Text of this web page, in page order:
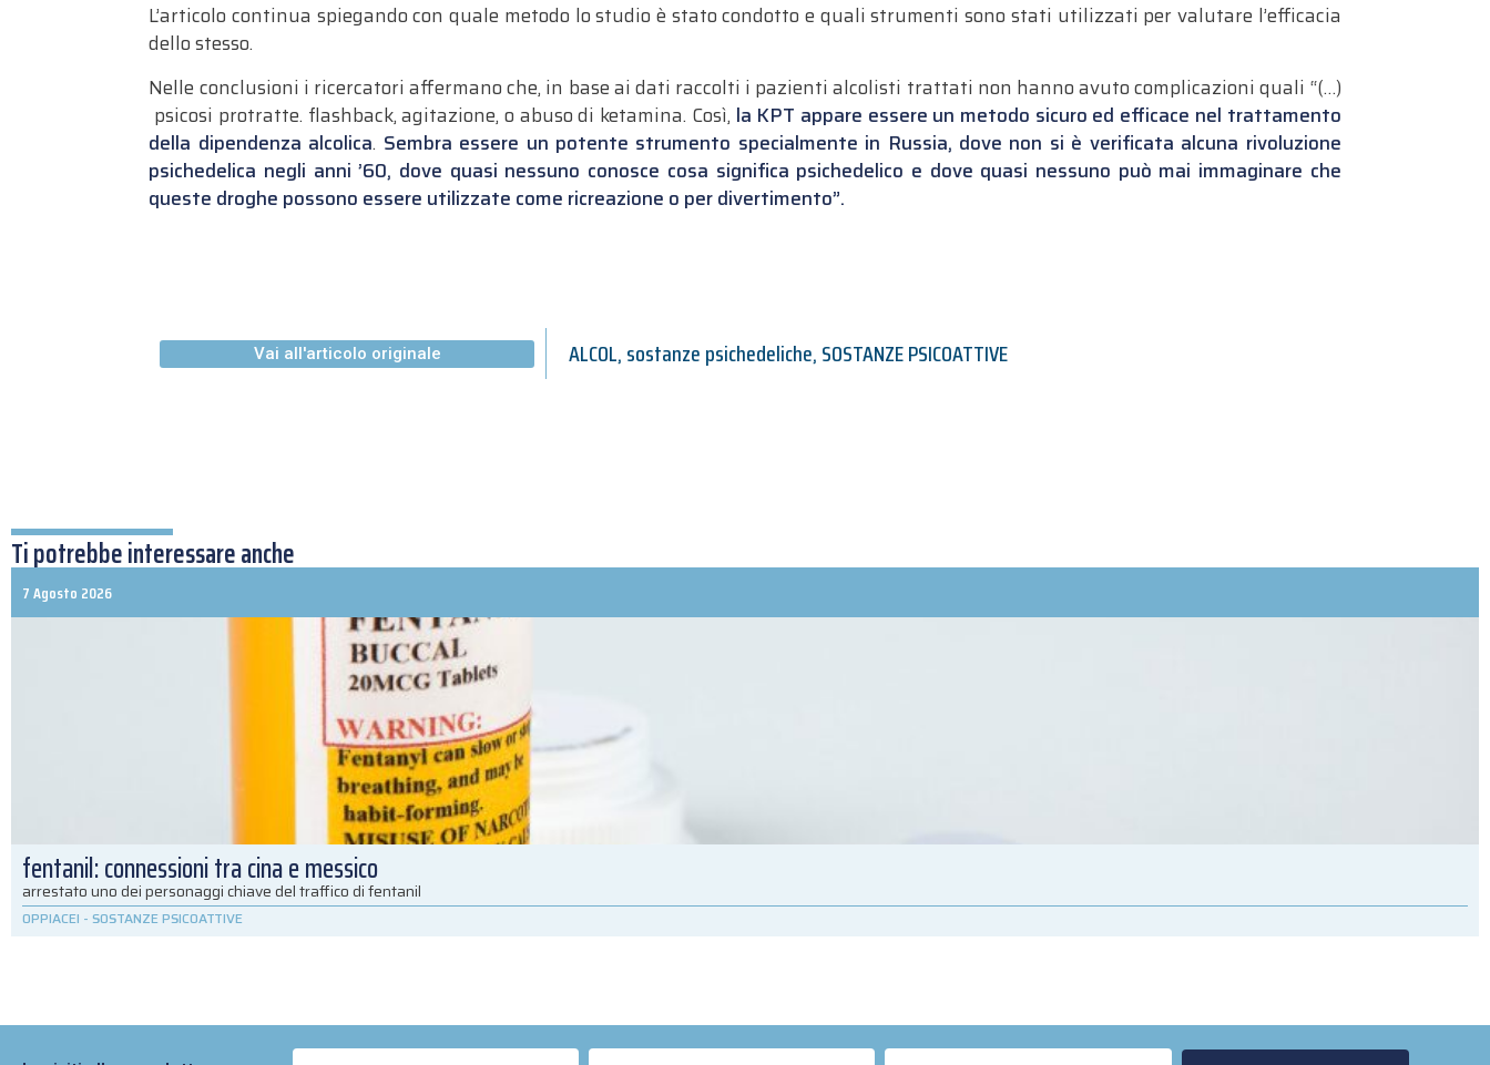
L’articolo continua spiegando con quale metodo lo studio è stato condotto e quali strumenti sono stati utilizzati per valutare l’efficacia
dello stesso.
Nelle conclusioni i ricercatori affermano che, in base ai dati raccolti i pazienti alcolisti trattati non hanno avuto complicazioni quali “(…)
psicosi protratte. flashback, agitazione, o abuso di ketamina. Così, la KPT appare essere un metodo sicuro ed efficace nel trattamento
della dipendenza alcolica. Sembra essere un potente strumento spe­cialmente in Russia, dove non si è verificata alcuna rivoluzione
psichedelica negli anni ’60, dove quasi nessuno conosce cosa significa psichedelico e dove quasi nessuno può mai immaginare che
queste droghe possono essere utilizzate come ricreazione o per divertimento”.
Vai all'articolo originale ALCOL,sostanze psichedeliche,SOSTANZE PSICOATTIVE
Ti potrebbe interessare anche
7 Agosto 2026
fentanil: connessioni tra cina e messico
arrestato uno dei personaggi chiave del traffico di fentanil
OPPIACEI - SOSTANZE PSICOATTIVE